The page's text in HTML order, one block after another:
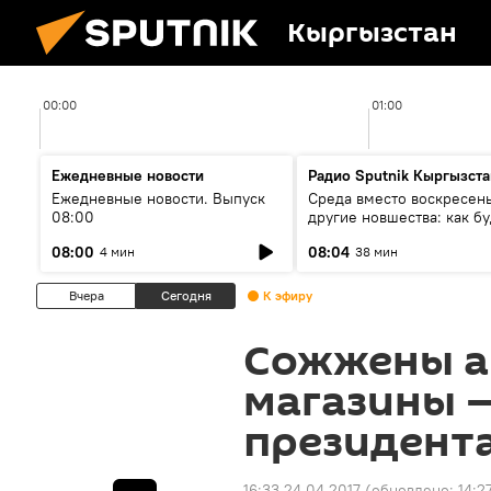
Кыргызстан
00:00 01:00
Ежедневные новости
Ежедневные новости. Выпуск
08:00
08:00 4 мин
Радио Sputnik
Среда вместо
другие новшества: как
08:04 38 мин
Вчера Сегодня К эфиру
Сожжены
магазины